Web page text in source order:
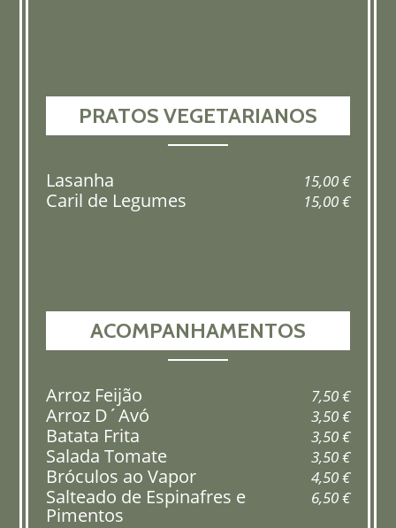
PRATOS VEGETARIANOS
Lasanha 15,00 €
Caril de Legumes 15,00 €
ACOMPANHAMENTOS
Arroz Feijão 7,50 €
Arroz D´Avó 3,50 €
Batata Frita 3,50 €
Salada Tomate 3,50 €
Bróculos ao Vapor 4,50 €
Salteado de Espinafres e
Pimentos
6,50 €